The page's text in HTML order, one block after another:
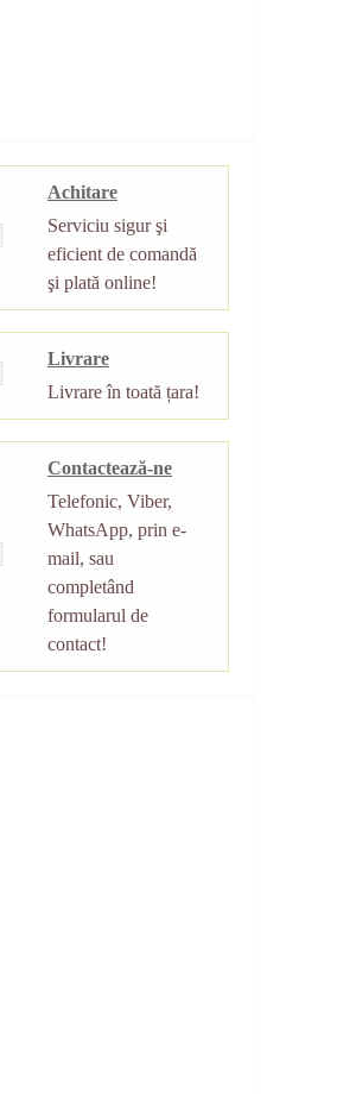
Achitare
Serviciu sigur şi
eficient de comandă
şi plată online!
Livrare
Livrare în toată țara!
Contactează-ne
Telefonic, Viber,
WhatsApp, prin e-
mail, sau
completând
formularul de
contact!